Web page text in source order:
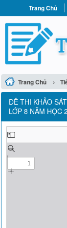
Trang Chủ
Trang Chủ ›
ĐÊ THI KHẢO
LỚP 8 NĂM HỌC